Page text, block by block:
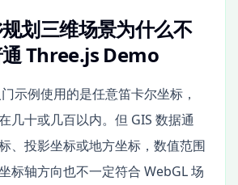
划三维场景为什么不
Three.js Demo
示例使用的是任意笛卡尔坐标，
几十或几百以内。但 GIS 数据通
、投影坐标或地方坐标，数值范围
标轴方向也不一定符合 WebGL 场